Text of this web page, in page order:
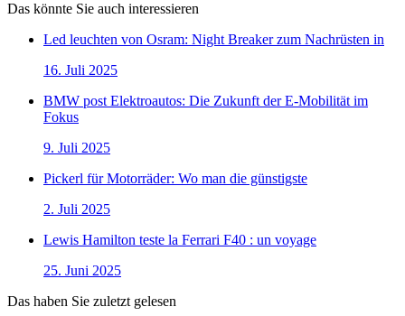
Das könnte Sie auch interessieren
Led leuchten von Osram: Night Breaker zum Nachrüsten in
16. Juli 2025
BMW post Elektroautos: Die Zukunft der E-Mobilität im
Fokus
9. Juli 2025
Pickerl für Motorräder: Wo man die günstigste
2. Juli 2025
Lewis Hamilton teste la Ferrari F40 : un voyage
25. Juni 2025
Das haben Sie zuletzt gelesen